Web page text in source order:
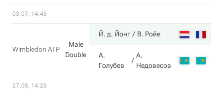
03.07, 14:45
Wimbledon ATP
Male
Double
Й. д. Йонг В. Ройе 6
А.
Голубев
А.
Недовесов
3
27.05, 14:25